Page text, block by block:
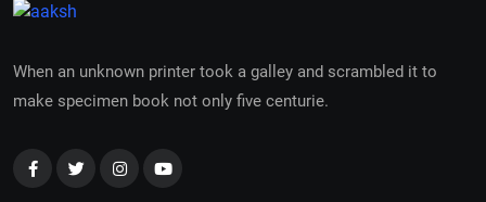
When an unknown printer took a galley and scrambled it to
make specimen book not only five centurie.